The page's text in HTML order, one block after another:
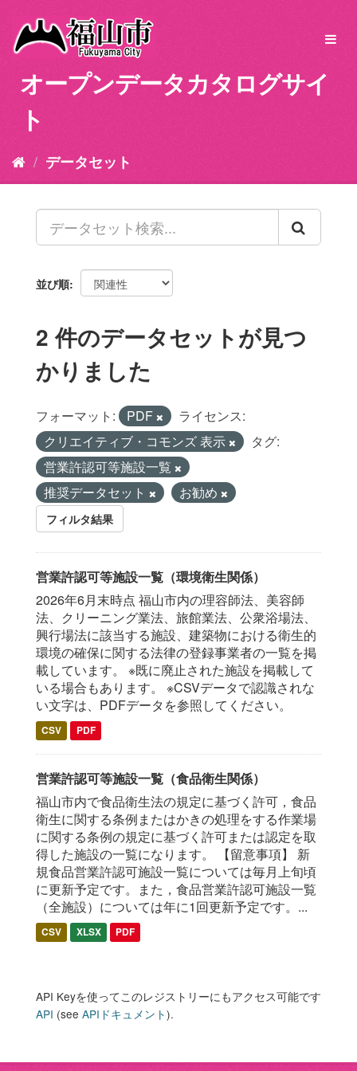
オープンデータカタログサイ
ト
データセット
並び順
2 件のデータセットが見つ
かりました
フォーマット: PDF
ライセンス:
クリエイティブ・コモンズ 表示
タグ:
営業許認可等施設一覧
推奨データセット
お勧め
フィルタ結果
営業許認可等施設一覧（環境衛生関係）
2026年6月末時点 福山市内の理容師法、美容師
法、クリーニング業法、旅館業法、公衆浴場法、
興行場法に該当する施設、建築物における衛生的
環境の確保に関する法律の登録事業者の一覧を掲
載しています。 ※既に廃止された施設を掲載して
いる場合もあります。 ※CSVデータで認識されな
い文字は、PDFデータを参照してください。
CSV PDF
営業許認可等施設一覧（食品衛生関係）
福山市内で食品衛生法の規定に基づく許可，食品
衛生に関する条例またはかきの処理をする作業場
に関する条例の規定に基づく許可または認定を取
得した施設の一覧になります。 【留意事項】 新
規食品営業許認可施設一覧については毎月上旬頃
に更新予定です。また，食品営業許認可施設一覧
（全施設）については年に1回更新予定です。...
CSV XLSX PDF
API Keyを使ってこのレジストリーにもアクセス可能です
API (see APIドキュメント).